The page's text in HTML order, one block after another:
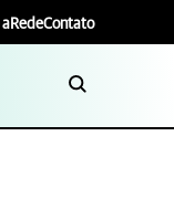
Contato